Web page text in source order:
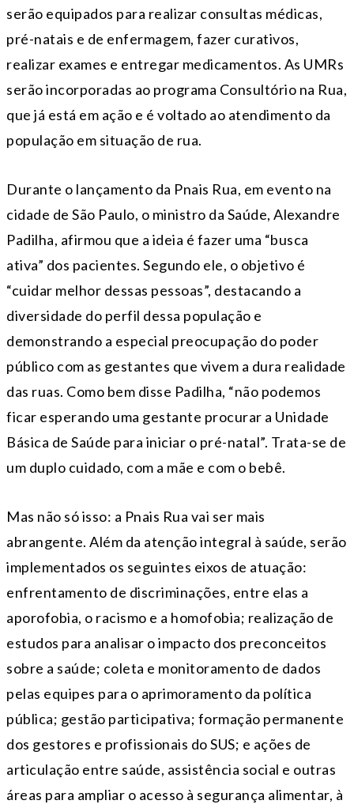
serão equipados para realizar consultas médicas,
pré-natais e de enfermagem, fazer curativos,
realizar exames e entregar medicamentos. As UMRs
serão incorporadas ao programa Consultório na Rua,
que já está em ação e é voltado ao atendimento da
população em situação de rua.
Durante o lançamento da Pnais Rua, em evento na
cidade de São Paulo, o ministro da Saúde, Alexandre
Padilha, afirmou que a ideia é fazer uma “busca
ativa” dos pacientes. Segundo ele, o objetivo é
“cuidar melhor dessas pessoas”, destacando a
diversidade do perfil dessa população e
demonstrando a especial preocupação do poder
público com as gestantes que vivem a dura realidade
das ruas. Como bem disse Padilha, “não podemos
ficar esperando uma gestante procurar a Unidade
Básica de Saúde para iniciar o pré-natal”. Trata-se de
um duplo cuidado, com a mãe e com o bebê.
Mas não só isso: a Pnais Rua vai ser mais
abrangente. Além da atenção integral à saúde, serão
implementados os seguintes eixos de atuação:
enfrentamento de discriminações, entre elas a
aporofobia, o racismo e a homofobia; realização de
estudos para analisar o impacto dos preconceitos
sobre a saúde; coleta e monitoramento de dados
pelas equipes para o aprimoramento da política
pública; gestão participativa; formação permanente
dos gestores e profissionais do SUS; e ações de
articulação entre saúde, assistência social e outras
áreas para ampliar o acesso à segurança alimentar, à